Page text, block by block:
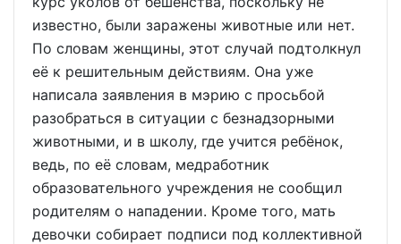
известно, были заражены животные или нет.
По словам женщины, этот случай подтолкнул
её к решительным действиям. Она уже
написала заявления в мэрию с просьбой
разобраться в ситуации с безнадзорными
животными, и в школу, где учится ребёнок,
ведь, по её словам, медработник
образовательного учреждения не сообщил
родителям о нападении. Кроме того, мать
девочки собирает подписи под коллективной